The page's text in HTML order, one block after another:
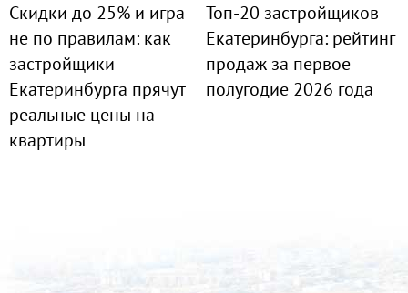
Скидки до 25% и игра
не по правилам: как
застройщики
Екатеринбурга прячут
реальные цены на
квартиры
Топ-20 застройщиков
Екатеринбурга: рейтинг
продаж за первое
полугодие 2026 года